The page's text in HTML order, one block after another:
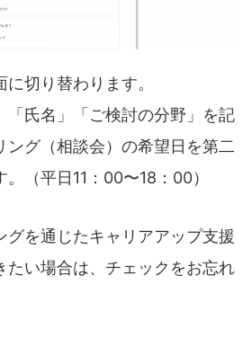
切り替わります。
「氏名」「ご検討の分野」を記
ング（相談会）の希望日を第二
（平日11：00〜18：00）
グを通じたキャリアアップ支援
たい場合は、チェックをお忘れ